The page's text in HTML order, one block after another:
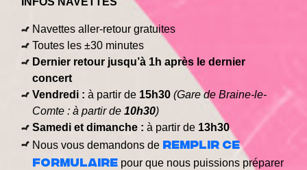
Navettes aller-retour gratuites
Toutes les ±30 minutes
Dernier retour jusqu’à 1h après le dernier
concert
Vendredi : à partir de 15h30 (Gare de Braine-le-
Comte : à partir de10h30)
Samedi et dimanche : à partir de 13h30
Nous vous demandons de remplir ce
formulaire pour que nous puissions préparer